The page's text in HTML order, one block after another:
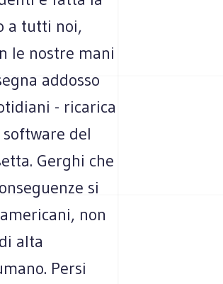
a tutti noi,
le nostre mani
addosso
- ricarica
del
Gerghi che
si
non
alta
Persi